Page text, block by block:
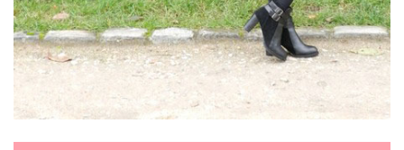
ME CONTACTER
A PROPOS
PARUTIONS ET PARTENARIATS